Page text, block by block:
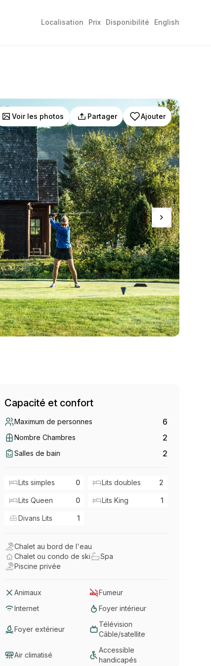
Localisation Prix Disponibilité English
Voir les photos Partager Ajouter
Capacité et confort
Maximum de personnes 6
Nombre Chambres 2
Salles de bain 2
Lits simples 0 Lits doubles 2
Lits Queen 0 Lits King 1
Divans Lits 1
Chalet au bord de l'eau
Chalet ou condo de ski
Spa
Piscine privée
Animaux
Fumeur
Internet
Foyer intérieur
Foyer extérieur
Télévision
Câble/satellite
Air climatisé
Accessible
handicapés